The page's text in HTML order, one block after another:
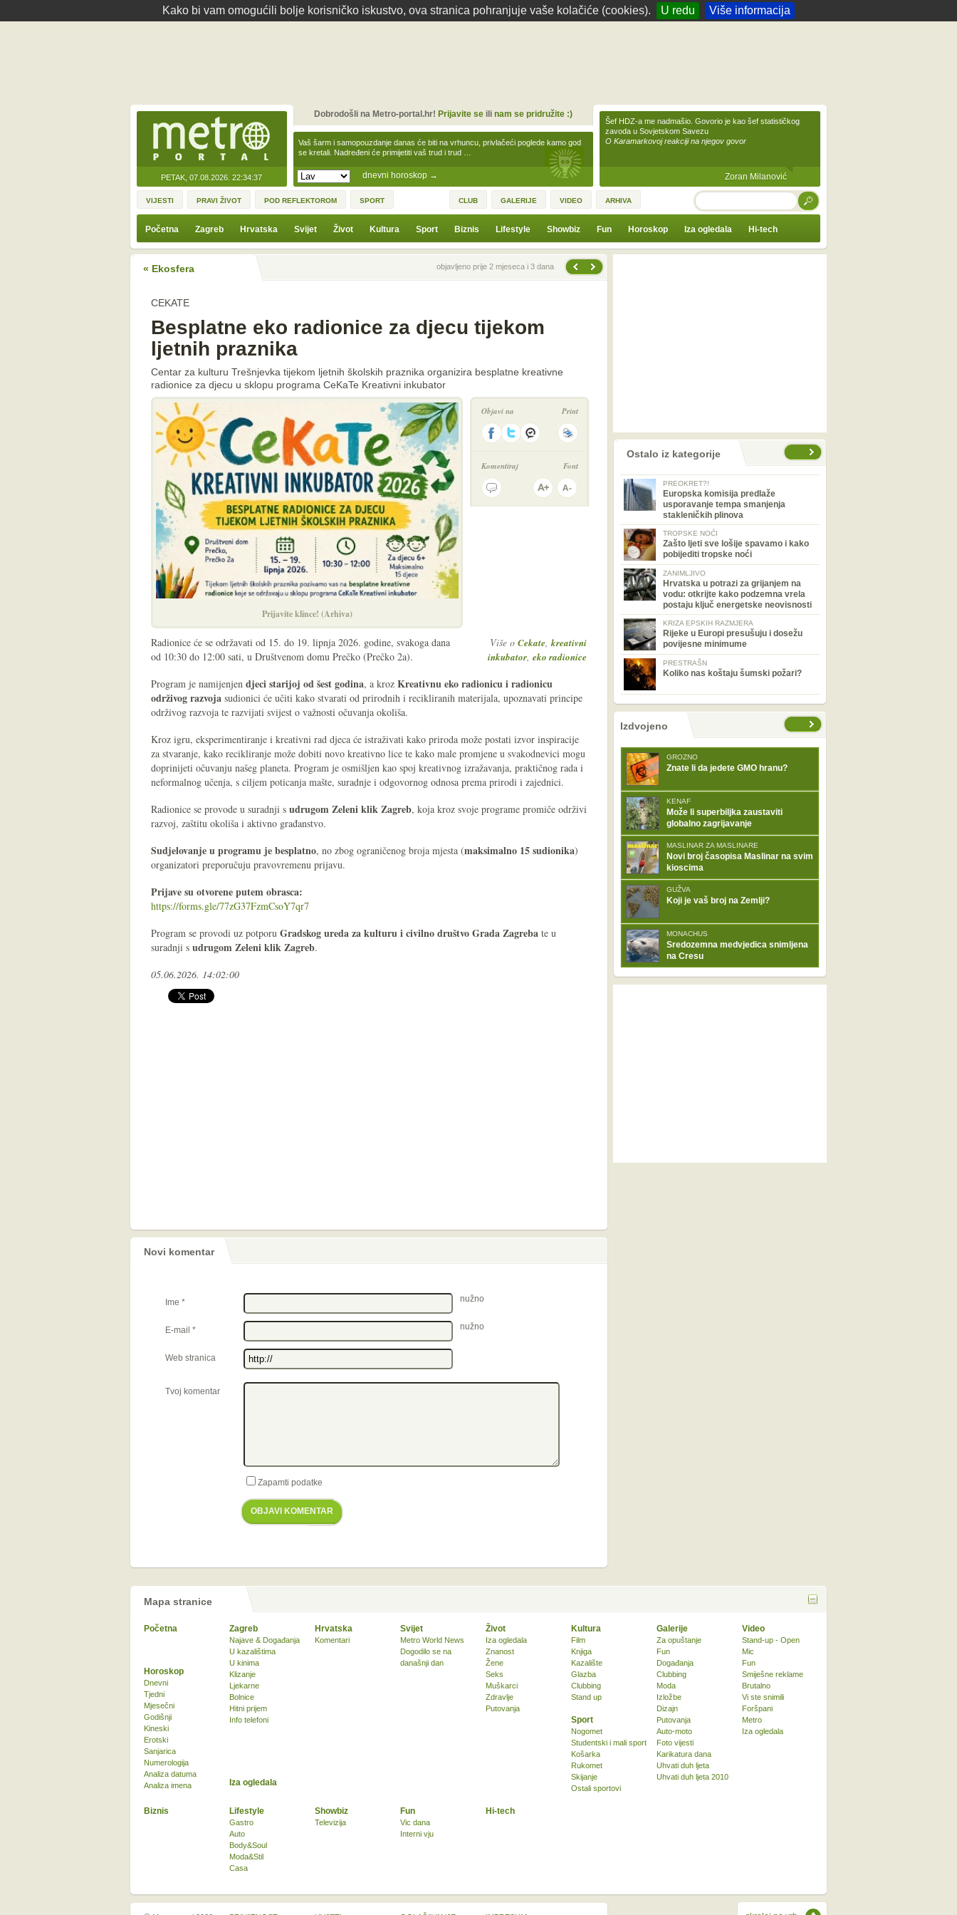
Kako bi vam omogućili bolje korisničko iskustvo, ova stranica pohranjuje vaše kolačiće (cookies). U redu Više informacija
PETAK, 07.08.2026. 22:34:37 dnevni horoskop →
Vaš šarm i samopouzdanje danas će biti na vrhuncu, privlačeći poglede kamo god
se kretali. Nadređeni će primijetiti vaš trud i trud …
Dobrodošli na Metro-portal.hr! Prijavite seili nam se pridružite :)
Šef HDZ-a me nadmašio. Govorio je kao šef statističkog
zavoda u Sovjetskom Savezu
O Karamarkovoj reakciji na njegov govor
Zoran Milanović
VIJESTI PRAVI ŽIVOT POD REFLEKTOROM SPORT CLUB GALERIJE VIDEO ARHIVA TRAŽI
Početna Zagreb Hrvatska Svijet Život Kultura Sport Biznis Lifestyle Showbiz Fun Horoskop Iza ogledala Hi-tech
« Ekosfera Prethodna vijestobjavljeno prije 2 mjeseca i 3 dana
CEKATE
Besplatne eko radionice za djecu tijekom
ljetnih praznika
Centar za kulturu Trešnjevka tijekom ljetnih školskih praznika organizira besplatne kreativne
radionice za djecu u sklopu programa CeKaTe Kreativni inkubator
Prijavite klince! (Arhiva)
Objavi na Print
Komentiraj Font
Više o Cekate,kreativni
inkubator, eko radionice
Radionice će se održavati od 15. do 19. lipnja 2026. godine, svakoga dana
od 10:30 do 12:00 sati, u Društvenom domu Prečko (Prečko 2a).
Program je namijenjen djeci starijoj od šest godina, a kroz Kreativnu eko radionicu i radionicu
održivog razvoja sudionici će učiti kako stvarati od prirodnih i recikliranih materijala, upoznavati principe
održivog razvoja te razvijati svijest o važnosti očuvanja okoliša.
Kroz igru, eksperimentiranje i kreativni rad djeca će istraživati kako priroda može postati izvor inspiracije
za stvaranje, kako recikliranje može dobiti novo kreativno lice te kako male promjene u svakodnevici mogu
doprinijeti očuvanju našeg planeta. Program je osmišljen kao spoj kreativnog izražavanja, praktičnog rada i
neformalnog učenja, s ciljem poticanja mašte, suradnje i odgovornog odnosa prema prirodi i zajednici.
Radionice se provode u suradnji s udrugom Zeleni klik Zagreb, koja kroz svoje programe promiče održivi
razvoj, zaštitu okoliša i aktivno građanstvo.
Sudjelovanje u programu je besplatno, no zbog ograničenog broja mjesta (maksimalno 15 sudionika)
organizatori preporučuju pravovremenu prijavu.
Prijave su otvorene putem obrasca:
https://forms.gle/77zG37FzmCsoY7qr7
Program se provodi uz potporu Gradskog ureda za kulturu i civilno društvo Grada Zagreba te u
suradnji s udrugom Zeleni klik Zagreb.
05.06.2026. 14:02:00
Novi komentar
Ime * nužno
E-mail * nužno
Web stranica
Tvoj komentar
Zapamti podatke
OBJAVI KOMENTAR
Ostalo iz kategorije
PREOKRET?!
Europska komisija predlaže
usporavanje tempa smanjenja
stakleničkih plinova
TROPSKE NOĆI
Zašto ljeti sve lošije spavamo i kako
pobijediti tropske noći
ZANIMLJIVO
Hrvatska u potrazi za grijanjem na
vodu: otkrijte kako podzemna vrela
postaju ključ energetske neovisnosti
KRIZA EPSKIH RAZMJERA
Rijeke u Europi presušuju i dosežu
povijesne minimume
PRESTRAŠN
Koliko nas koštaju šumski požari?
nema prethodne stranice
sljedećeIzdvojeno
GROZNO
Znate li da jedete GMO hranu?
KENAF
Može li superbiljka zaustaviti
globalno zagrijavanje
MASLINAR ZA MASLINARE
Novi broj časopisa Maslinar na svim
kioscima
GUŽVA
Koji je vaš broj na Zemlji?
MONACHUS
Sredozemna medvjedica snimljena
na Cresu
Mapa stranice
Početna Zagreb
Najave & Događanja
U kazalištima
U kinima
Klizanje
Ljekarne
Bolnice
Hitni prijem
Info telefoni
Hrvatska
Komentari
Svijet
Metro World News
Dogodilo se na
današnji dan
Život
Iza ogledala
Znanost
Žene
Seks
Muškarci
Zdravlje
Putovanja
Kultura
Film
Knjiga
Kazalište
Glazba
Clubbing
Stand up
Sport
Nogomet
Studentski i mali sport
Košarka
Rukomet
Skijanje
Ostali sportovi
Biznis Lifestyle
Gastro
Auto
Body&Soul
Moda&Stil
Casa
Showbiz
Televizija
Fun
Vic dana
Interni vju
Horoskop
Dnevni
Tjedni
Mjesečni
Godišnji
Kineski
Erotski
Sanjarica
Numerologija
Analiza datuma
Analiza imena
Iza ogledala
Hi-tech
Galerije
Za opuštanje
Fun
Događanja
Clubbing
Moda
Izložbe
Dizajn
Putovanja
Auto-moto
Foto vijesti
Karikatura dana
Uhvati duh ljeta
Uhvati duh ljeta 2010
Video
Stand-up - Open
Mic
Fun
Smiješne reklame
Brutalno
Vi ste snimili
Foršpani
Metro
Iza ogledala